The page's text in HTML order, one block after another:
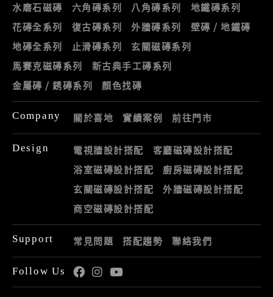
水磨石磁磚
六角磚系列 八角磚系列
地鐵磚系列
花磚全系列
復古磚系列 外牆磚系列
壁磚 / 地鐵磚
地磚全系列
止滑磚系列
玄關磁磚系列
馬賽克磁磚系列
新古典手工磚系列
金屬磚 / 銹磚系列
顏色找磚
Company 關於喜地 實績案例 前往門市
Design 電視牆設計搭配
客廳磁磚設計搭配
浴室磁磚設計搭配
廚房磁磚設計搭配
玄關磁磚設計搭配
外牆磁磚設計搭配
商空磁磚設計搭配
Support 常見問題 搭配趨勢 聯絡我們
Follow Us